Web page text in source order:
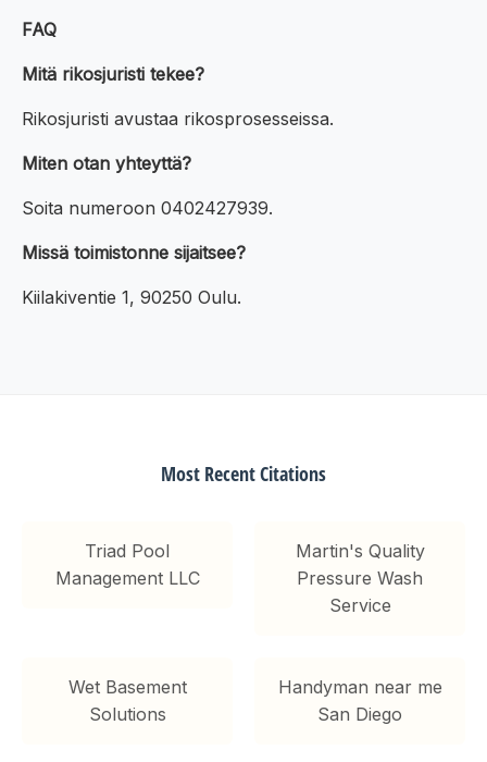
FAQ
Mitä rikosjuristi tekee?
Rikosjuristi avustaa rikosprosesseissa.
Miten otan yhteyttä?
Soita numeroon 0402427939.
Missä toimistonne sijaitsee?
Kiilakiventie 1, 90250 Oulu.
Most Recent Citations
Triad Pool
Management LLC
Martin's Quality
Pressure Wash
Service
Wet Basement
Solutions
Handyman near me
San Diego